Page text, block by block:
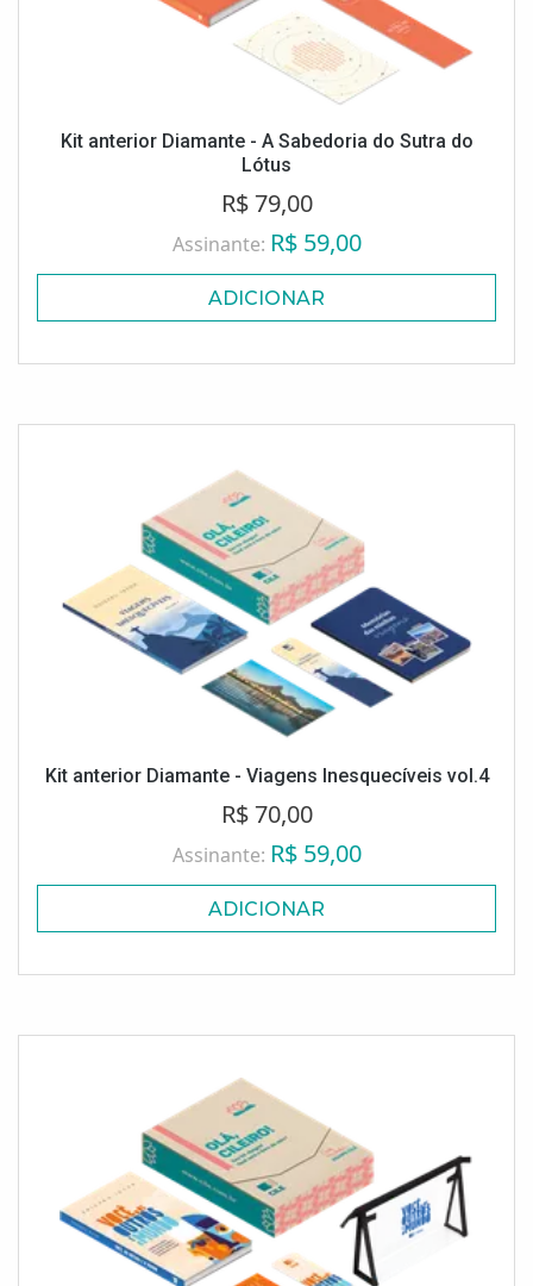
Kit anterior Diamante - A Sabedoria do Sutra do
Lótus
R$ 79,00
Assinante: R$ 59,00
ADICIONAR
Kit anterior Diamante - Viagens Inesquecíveis vol.4
R$ 70,00
Assinante: R$ 59,00
ADICIONAR